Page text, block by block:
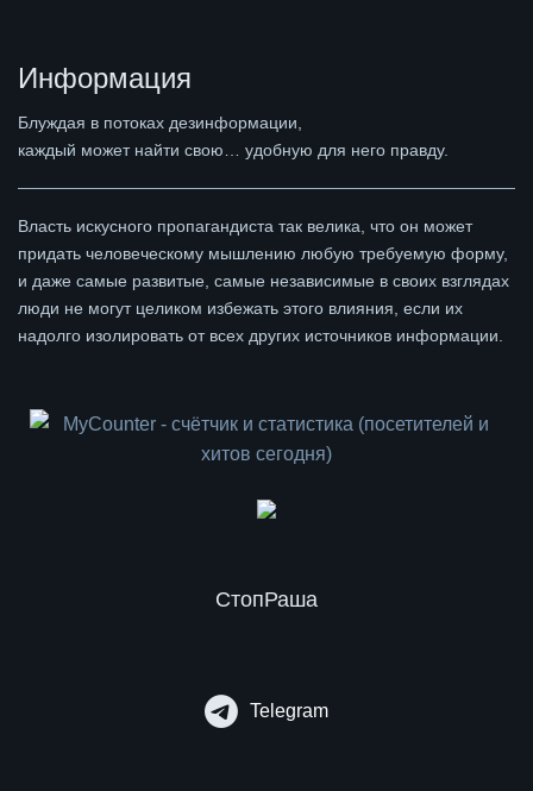
Информация
Блуждая в потоках дезинформации,
каждый может найти свою… удобную для него правду.
Власть искусного пропагандиста так велика, что он может
придать человеческому мышлению любую требуемую форму,
и даже самые развитые, самые независимые в своих взглядах
люди не могут целиком избежать этого влияния, если их
надолго изолировать от всех других источников информации.
СтопРаша
Telegram